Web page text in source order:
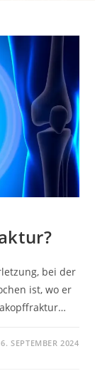
bei der
ist, wo er
6. SEPTEMBER 2024